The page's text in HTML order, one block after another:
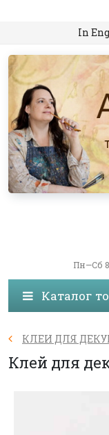
In
Пн—Сб
Каталог
КЛЕИ ДЛЯ
Клей для